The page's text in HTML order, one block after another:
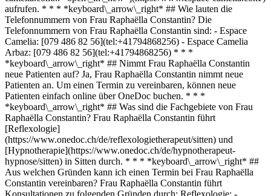
aufrufen. * * * *keyboard\_arrow\_right* ## Wie lauten die
Telefonnummern von Frau Raphaëlla Constantin? Die
Telefonnummern von Frau Raphaëlla Constantin sind: - Espace
Camelia: [079 486 82 56](tel:+41794868256) - Espace Camelia
Arbaz: [079 486 82 56](tel:+41794868256) * * *
*keyboard\_arrow\_right* ## Nimmt Frau Raphaëlla Constantin
neue Patienten auf? Ja, Frau Raphaëlla Constantin nimmt neue
Patienten an. Um einen Termin zu vereinbaren, können neue
Patienten einfach online über OneDoc buchen. * * *
*keyboard\_arrow\_right* ## Was sind die Fachgebiete von Frau
Raphaëlla Constantin? Frau Raphaëlla Constantin führt
[Reflexologie]
(https://www.onedoc.ch/de/reflexologietherapeut/sitten) und
[Hypnotherapie](https://www.onedoc.ch/de/hypnotherapeut-
hypnose/sitten) in Sitten durch. * * * *keyboard\_arrow\_right* ##
Aus welchen Gründen kann ich einen Termin bei Frau Raphaëlla
Constantin vereinbaren? Frau Raphaëlla Constantin führt
Konsultationen zu folgenden Gründen durch: Reflexologie: -